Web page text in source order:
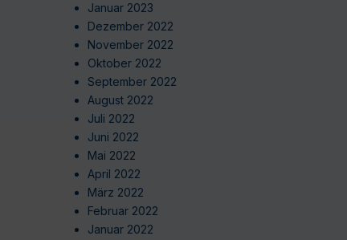
Januar 2023
Dezember 2022
November 2022
Oktober 2022
September 2022
August 2022
Juli 2022
Juni 2022
Mai 2022
April 2022
März 2022
Februar 2022
Januar 2022